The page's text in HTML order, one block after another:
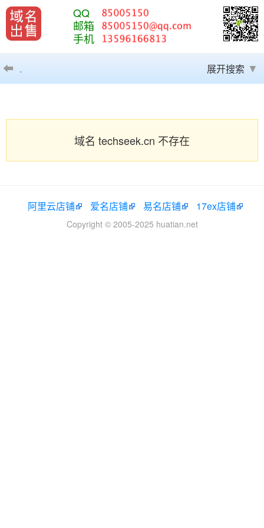
QQ
邮箱
手机
. 展开搜索
域名 techseek.cn 不存在
阿里云店铺 爱名店铺 易名店铺 17ex店铺
Copyright © 2005-2025 huatian.net